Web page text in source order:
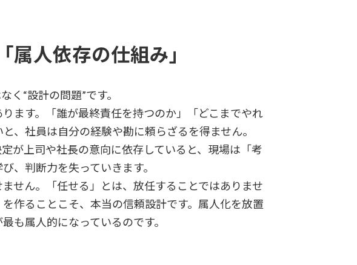
人依存の仕組み」
く“設計の問題”です。
ます。「誰が最終責任を持つのか」「どこまでやれ
、社員は自分の経験や勘に頼らざるを得ません。
が上司や社長の意向に依存していると、現場は「考
、判断力を失っていきます。
せん。「任せる」とは、放任することではありませ
作ることこそ、本当の信頼設計です。属人化を放置
も属人的になっているのです。